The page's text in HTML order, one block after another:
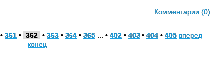
Комментарии (0)
• 361 • 362 • 363 • 364 • 365 ... • 402 • 403 • 404 • 405 вперед
конец